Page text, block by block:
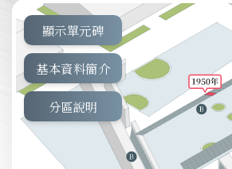
顯示單元碑
基本資料簡介
分區說明